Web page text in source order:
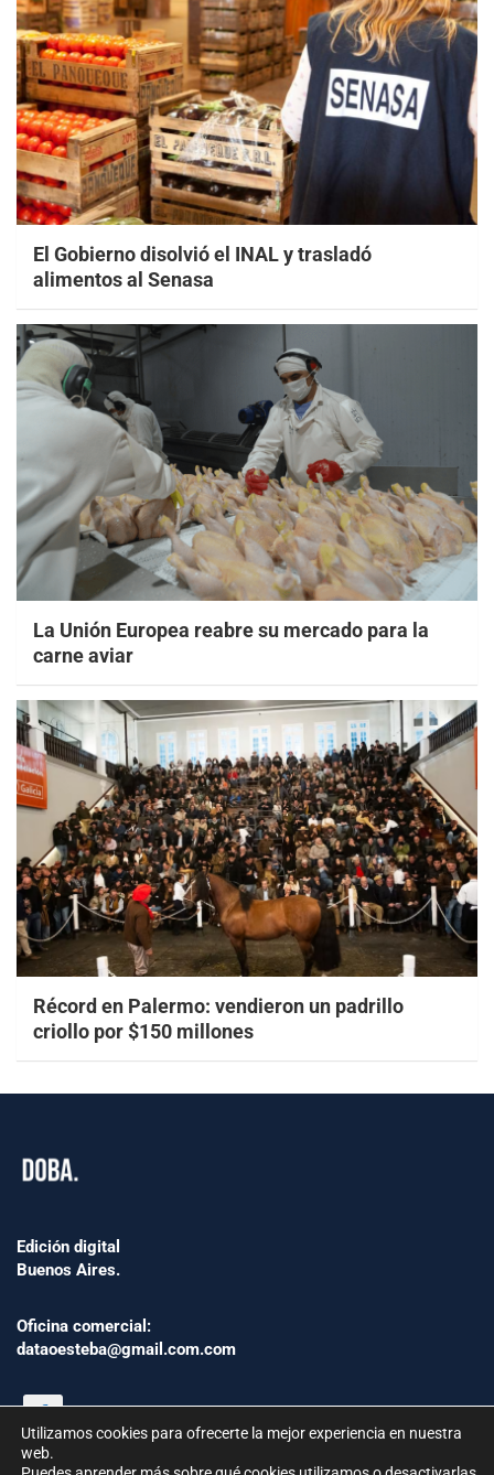
El Gobierno disolvió el INAL y trasladó
alimentos al Senasa
La Unión Europea reabre su mercado para la
carne aviar
Récord en Palermo: vendieron un padrillo
criollo por $150 millones
Edición digital
Buenos Aires.
Oficina comercial:
dataoesteba@gmail.com.com
Utilizamos cookies para ofrecerte la mejor experiencia en nuestra
web.